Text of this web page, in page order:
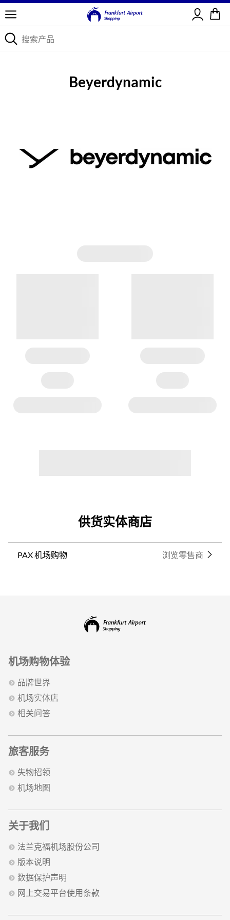
登录
Beyerdynamic
供货实体商店
PAX 机场购物 浏览零售商
机场购物体验
品牌世界
机场实体店
相关问答
旅客服务
失物招领
机场地图
关于我们
法兰克福机场股份公司
版本说明
数据保护声明
网上交易平台使用条款